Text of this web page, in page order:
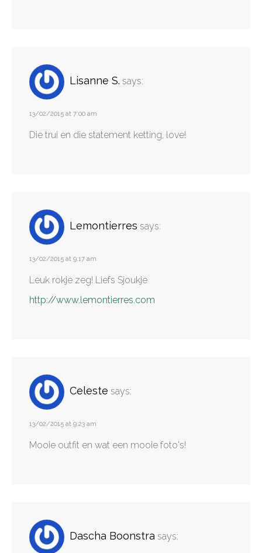
Lisanne S. says:
13/02/2015 at 7:00 am
Die trui en die statement ketting, love!
Lemontierres says:
13/02/2015 at 9:17 am
Leuk rokje zeg! Liefs Sjoukje
http://www.lemontierres.com
Celeste says:
13/02/2015 at 9:23 am
Mooie outfit en wat een mooie foto's!
Dascha Boonstra says: